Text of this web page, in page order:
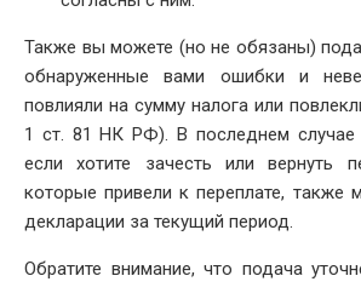
Также вы можете (но не обязаны)
обнаруженные вами ошибки и
повлияли на сумму налога или
1 ст. 81 НК РФ). В последнем случае
если хотите зачесть или вернуть
которые привели к переплате, также
декларации за текущий период.
Обратите внимание, что подача